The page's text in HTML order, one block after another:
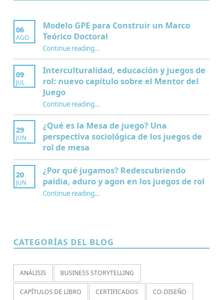
06
AGO
Modelo GPE para Construir un Marco
Teórico Doctoral
Continue reading“Modelo GPE para Construir un Marco Teórico Doctoral”
…
09
JUL
Interculturalidad, educación y juegos de
rol: nuevo capítulo sobre el Mentor del
Juego
Continue reading“Interculturalidad, educación y juegos de rol: nuevo capítulo sobre el Mentor del Juego”
…
29
JUN
¿Qué es la Mesa de juego? Una
perspectiva sociológica de los juegos de
rol de mesa
20
JUN
¿Por qué jugamos? Redescubriendo
paidia, aduro y agon en los juegos de rol
Continue reading“¿Por qué jugamos? Redescubriendo paidia, aduro y agon en los juegos de rol”
…
CATEGORÍAS DEL BLOG
ANÁLISIS BUSINESS STORYTELLING
CAPÍTULOS DE LIBRO CERTIFICADOS CO-DISEÑO